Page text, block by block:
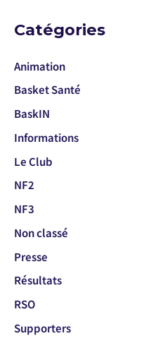
Catégories
Animation
Basket Santé
BaskIN
Informations
Le Club
NF2
NF3
Non classé
Presse
Résultats
RSO
Supporters